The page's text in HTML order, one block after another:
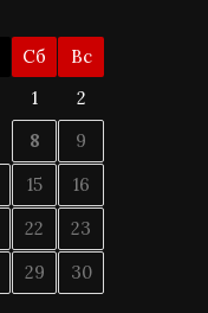
Сб
Вс
1
2
8
9
15
16
22
23
29
30